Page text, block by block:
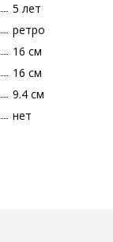
5 лет
ретро
16 см
16 см
9.4 см
нет